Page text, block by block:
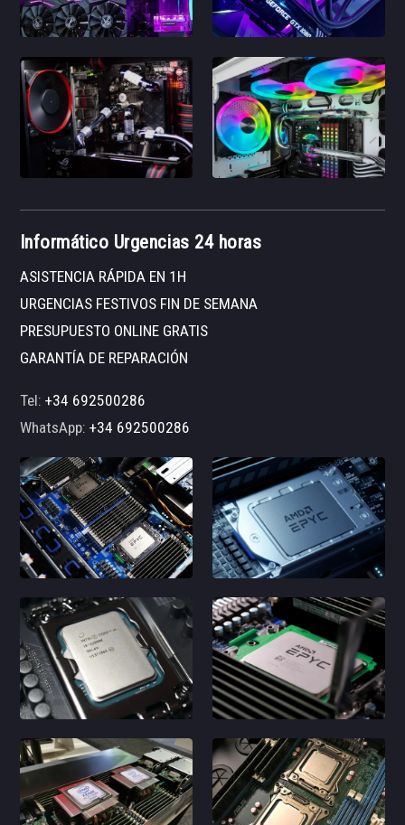
Informático Urgencias 24 horas
ASISTENCIA RÁPIDA EN 1H
URGENCIAS FESTIVOS FIN DE SEMANA
PRESUPUESTO ONLINE GRATIS
GARANTÍA DE REPARACIÓN
Tel:+34 692500286
WhatsApp:+34 692500286